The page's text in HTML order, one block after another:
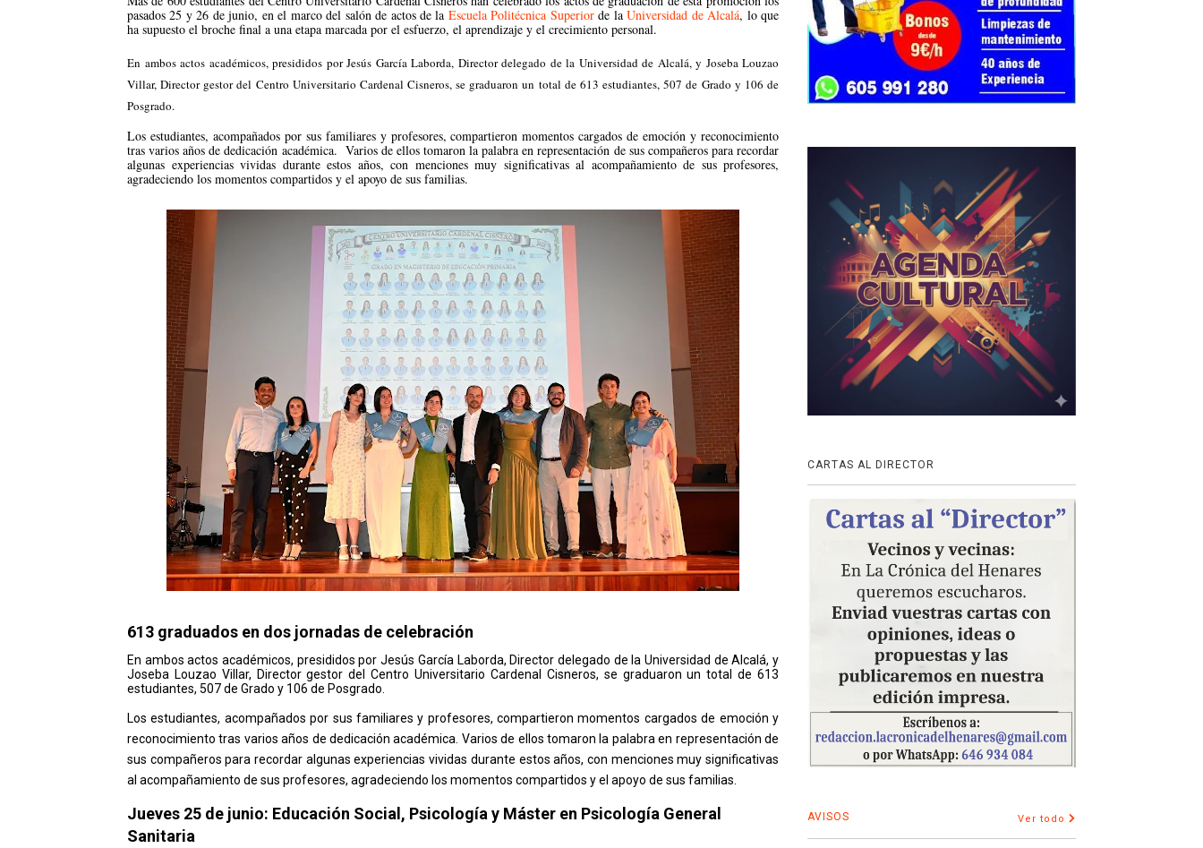
pasados 25 y 26 de junio, en el marco del salón de actos de la Escuela Politécnica Superiorde laUniversidad de Alcalá, lo que
ha supuesto el broche final a una etapa marcada por el esfuerzo, el aprendizaje y el crecimiento personal.
En ambos actos académicos, presididos por Jesús García Laborda, Director delegado de la Universidad de Alcalá, y Joseba Louzao
Villar, Director gestor del Centro Universitario Cardenal Cisneros, se graduaron un total de 613 estudiantes, 507 de Grado y 106 de
Posgrado.
Los estudiantes, acompañados por sus familiares y profesores, compartieron momentos cargados de emoción y reconocimiento
tras varios años de dedicación académica. Varios de ellos tomaron la palabra en representación de sus compañeros para recordar
algunas experiencias vividas durante estos años, con menciones muy significativas al acompañamiento de sus profesores,
agradeciendo los momentos compartidos y el apoyo de sus familias.
613 graduados en dos jornadas de celebración
En ambos actos académicos, presididos por Jesús García Laborda, Director delegado de la Universidad de Alcalá, y
Joseba Louzao Villar, Director gestor del Centro Universitario Cardenal Cisneros, se graduaron un total de 613
estudiantes, 507 de Grado y 106 de Posgrado.
Los estudiantes, acompañados por sus familiares y profesores, compartieron momentos cargados de emoción y
reconocimiento tras varios años de dedicación académica. Varios de ellos tomaron la palabra en representación de
sus compañeros para recordar algunas experiencias vividas durante estos años, con menciones muy significativas
al acompañamiento de sus profesores, agradeciendo los momentos compartidos y el apoyo de sus familias.
Jueves 25 de junio: Educación Social, Psicología y Máster en Psicología General
Sanitaria
CARTAS AL DIRECTOR
AVISOS Ver todo